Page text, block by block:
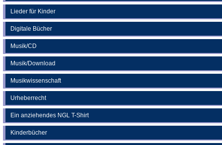
Lieder für Kinder
Digitale Bücher
Musik/CD
Musik/Download
Musikwissenschaft
Urheberrecht
Ein anziehendes NGL T-Shirt
Kinderbücher